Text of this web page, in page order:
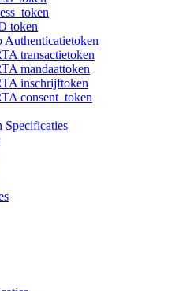
token
transactietoken
mandaattoken
inschrijftoken
consent_token